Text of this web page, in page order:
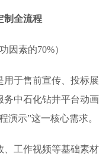
制全流程
因素的70%）
于售前宣传、投标展
务中石化钻井平台动画
演示”这一核心需求。
、工作视频等基础素材